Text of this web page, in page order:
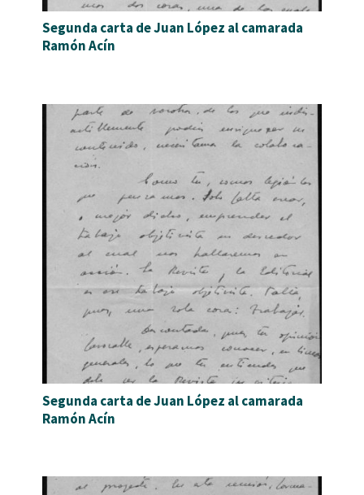
Segunda carta de Juan López al camarada
Ramón Acín
Segunda carta de Juan López al camarada
Ramón Acín